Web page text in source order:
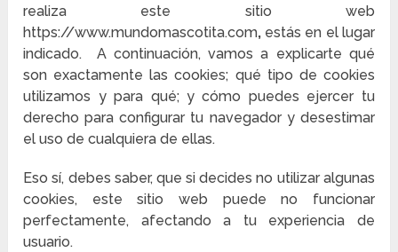
realiza este sitio web
https://www.mundomascotita.com, estás en el lugar
indicado. A continuación, vamos a explicarte qué
son exactamente las cookies; qué tipo de cookies
utilizamos y para qué; y cómo puedes ejercer tu
derecho para configurar tu navegador y desestimar
el uso de cualquiera de ellas.
Eso sí, debes saber, que si decides no utilizar algunas
cookies, este sitio web puede no funcionar
perfectamente, afectando a tu experiencia de
usuario.